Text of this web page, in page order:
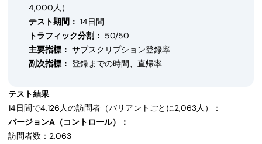
4,000人）
テスト期間： 14日間
トラフィック分割： 50/50
主要指標： サブスクリプション登録率
副次指標： 登録までの時間、直帰率
テスト結果
14日間で4,126人の訪問者（バリアントごとに2,063人）：
バージョンA（コントロール）：
訪問者数：2,063